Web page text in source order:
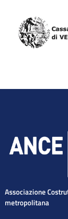
Associazione
metropolitana